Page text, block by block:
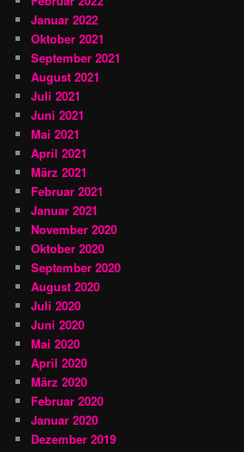
Januar 2022
Oktober 2021
September 2021
August 2021
Juli 2021
Juni 2021
Mai 2021
April 2021
März 2021
Februar 2021
Januar 2021
November 2020
Oktober 2020
September 2020
August 2020
Juli 2020
Juni 2020
Mai 2020
April 2020
März 2020
Februar 2020
Januar 2020
Dezember 2019